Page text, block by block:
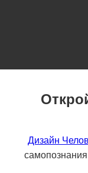
Дизайн